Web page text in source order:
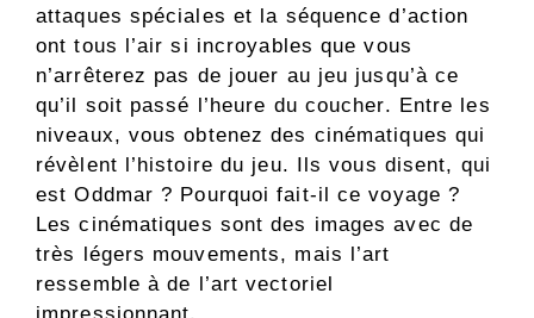
attaques spéciales et la séquence d’action
ont tous l’air si incroyables que vous
n’arrêterez pas de jouer au jeu jusqu’à ce
qu’il soit passé l’heure du coucher. Entre les
niveaux, vous obtenez des cinématiques qui
révèlent l’histoire du jeu. Ils vous disent, qui
est Oddmar ? Pourquoi fait-il ce voyage ?
Les cinématiques sont des images avec de
très légers mouvements, mais l’art
ressemble à de l’art vectoriel